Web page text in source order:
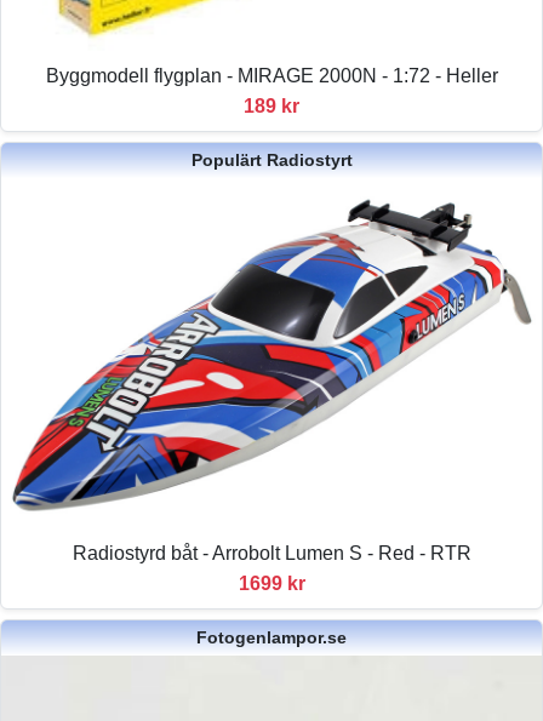
Byggmodell flygplan - MIRAGE 2000N - 1:72 - Heller
189 kr
Populärt Radiostyrt
Radiostyrd båt - Arrobolt Lumen S - Red - RTR
1699 kr
Fotogenlampor.se